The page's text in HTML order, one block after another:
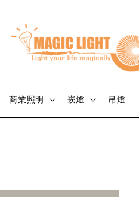
商業照明 崁燈 吊燈